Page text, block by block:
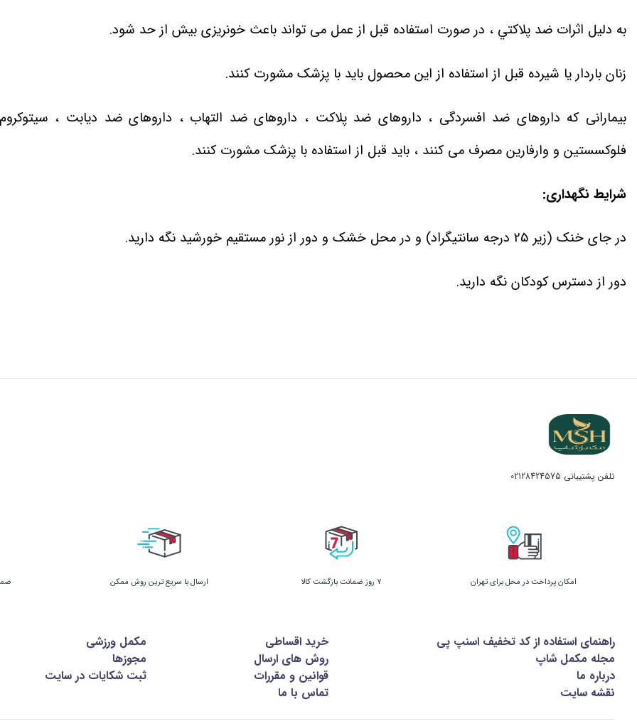
به دلیل اثرات ضد پلاکتي ، در صورت استفاده قبل از عمل می تواند باعث خونریزی بیش از حد شود.
زنان باردار یا شیرده قبل از استفاده از این محصول باید با پزشک مشورت کنند.
فلوکسستین و وارفارین مصرف می کنند ، باید قبل از استفاده با پزشک مشورت کنند.
شرایط نگهداری:
در جای خنک (زیر 25 درجه سانتیگراد) و در محل خشک و دور از نور مستقیم خورشید نگه دارید.
دور از دسترس کودکان نگه دارید.
تلفن پشتیبانی 02128424575
امکان پرداخت در محل برای تهران 7 روز ضمانت بازگشت کالا ارسال با سریع ترین روش ممکن
راهنمای استفاده از کد تخفیف اسنپ پی خرید اقساطی
مکمل ورزشی
مجله مکمل شاپ
روش های ارسال
مجوزها
درباره ما
قوانین و مقررات
ثبت شکایات در سایت
نقشه سایت
تماس با ما